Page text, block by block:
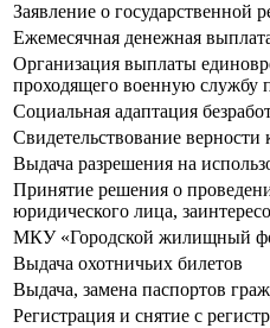
Заявление о государственной
Ежемесячная денежная
Организация выплаты
проходящего военную службу
Социальная адаптация
Свидетельствование верности
Выдача разрешения на
Принятие решения о
юридического лица,
МКУ «Городской жилищный
Выдача охотничьих билетов
Выдача, замена паспортов
Регистрация и снятие с